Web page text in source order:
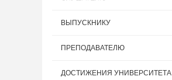
ВЫПУСКНИКУ
ПРЕПОДАВАТЕЛЮ
ДОСТИЖЕНИЯ УНИВЕРСИТЕТА